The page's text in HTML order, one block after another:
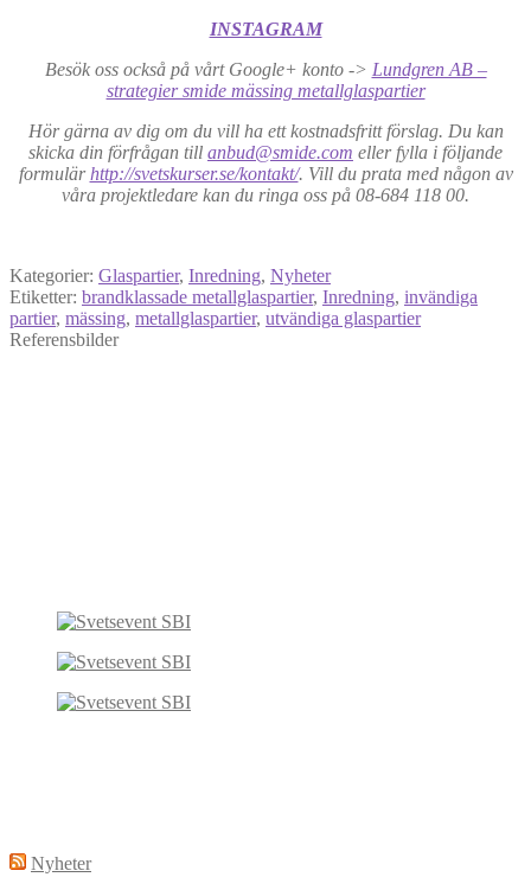
INSTAGRAM
Besök oss också på vårt Google+ konto -> Lundgren AB –
strategier smide mässing metallglaspartier
Hör gärna av dig om du vill ha ett kostnadsfritt förslag. Du kan
skicka din förfrågan till anbud@smide.com eller fylla i följande
formulärhttp://svetskurser.se/kontakt/. Vill du prata med någon av
våra projektledare kan du ringa oss på 08-684 118 00.
Kategorier: Glaspartier, Inredning, Nyheter
Etiketter: brandklassade metallglaspartier, Inredning, invändiga
partier, mässing, metallglaspartier, utvändiga glaspartier
Referensbilder
Nyheter